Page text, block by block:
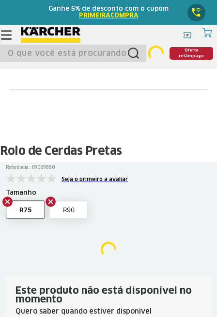
Ganhe 5% de desconto com o cupom
PRIMEIRACOMPRA
O que você está procurando?
Oferta
relâmpago
Rolo de Cerdas Pretas
Referência:: 69069880
Seja o primeiro a avaliar
Tamanho
R75 R90
Este produto não está disponível no
momento
Quero saber quando estiver disponível